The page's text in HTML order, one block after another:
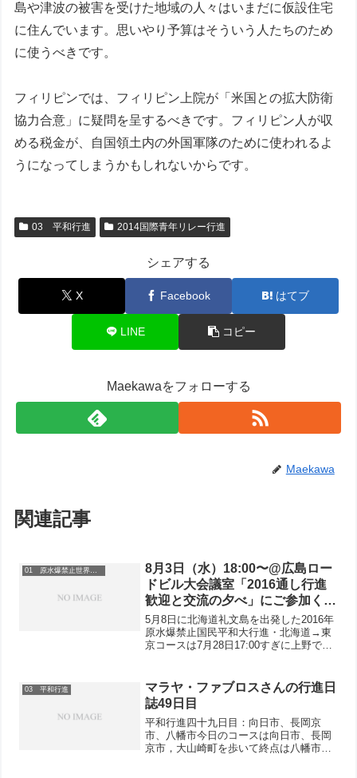
島や津波の被害を受けた地域の人々はいまだに仮設住宅
に住んでいます。思いやり予算はそういう人たちのため
に使うべきです。
フィリピンでは、フィリピン上院が「米国との拡大防衛
協力合意」に疑問を呈するべきです。フィリピン人が収
める税金が、自国領土内の外国軍隊のために使われるよ
うになってしまうかもしれないからです。
03 平和行進 2014国際青年リレー行進
シェアする
X Facebook はてブ
LINE コピー
Maekawaをフォローする
Maekawa
関連記事
01 原水爆禁止世界大会
8月3日（水）18:00〜@広島ロー
ドビル大会議室「2016通し行進
歓迎と交流の夕べ」にご参加くだ
さい
5月8日に北海道礼文島を出発した2016年
原水爆禁止国民平和大行進・北海道→東
京コースは7月28日17:00すぎに上野で終
行進は8月4日（木）11:30頃に平和記念
公...
03 平和行進
マラヤ・ファブロスさんの行進日
誌49日目
平和行進四十九日目：向日市、長岡京
市、八幡市今日のコースは向日市、長岡
京市，大山崎町を歩いて終点は八幡市役